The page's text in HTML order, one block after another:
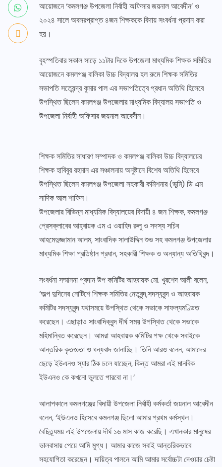
আয়োজনে ‌‘কমলগঞ্জ উপজেলা নির্বাহী অফিসার জয়নাল আবেদীন’ ও
২০২৪ সালে অবসরপ্রাপ্ত ৪জন শিক্ষককে বিদায় সংবর্ধনা প্রদান করা
হয়।
বৃহস্পতিবার সকাল সাড়ে ১১টার দিকে উপজেলা মাধ্যমিক শিক্ষক সমিতির
আয়োজনে কমলগঞ্জ বালিকা উচ্চ বিদ্যালয় হল রুমে শিক্ষক সমিতির
সভাপতি সত্যেন্দ্র কুমার পাল এর সভাপতিত্বে প্রধান অতিথি হিসেবে
উপস্থিত ছিলেন কমলগঞ্জ উপজেলার মাধ্যমিক বিদ্যালয় সভাপতি ও
উপজেলা নির্বাহী অফিসার জয়নাল আবেদীন।
শিক্ষক সমিতির সাধারণ সম্পাদক ও কমলগঞ্জ বালিকা উচ্চ বিদ্যালয়ের
শিক্ষক হাবিবুর রহমান এর সঞ্চালনায় অনুষ্টানে বিশেষ অতিথি হিসেবে
উপস্থিত ছিলেন কমলগঞ্জ উপজেলা সহকারী কমিশনার (ভূমি) ডি এম
সাদিক আল শাফিন।
উপজেলার বিভিন্ন মাধ্যমিক বিদ্যালয়ের বিদায়ী ৪ জন শিক্ষক, কমলগঞ্জ
প্রেসক্লাবের আহ্বায়ক এম এ ওয়াহিদ রুলু ও সদস্য সচিব
আহমেদুজ্জামান আলম, সাংবাদিক সালাউদ্দিন শুভ সহ কমলগঞ্জ উপজেলার
মাধ্যমিক শিক্ষা প্রতিষ্ঠান প্রধান, সহকারী শিক্ষক ও অন্যান্য অতিথিবৃন্দ।
সংবর্ধনা সম্মাননা প্রদান উপ কমিটির আহবায়ক মো. খুরশেদ আলী বলেন,
‘অল্প দুদিনের নোটিশে শিক্ষক সমিতির নেতৃবৃন্দ,সদস্যবৃন্দ ও আহবায়ক
কমিটির সদস্যবৃন্দ যথাসময়ে উপস্থিত থেকে সভাকে সাফল্যমণ্ডিত
করেছেন। এছাড়াও সাংবাদিকবৃন্দ দীর্ঘ সময় উপস্থিত থেকে সভাকে
মহিমান্বিত করেছেন। আমরা আহবায়ক কমিটির পক্ষ থেকে সবাইকে
আন্তরিক কৃতজ্ঞতা ও ধন্যবাদ জানাচ্ছি। তিনি আরও বলেন, আমাদের
ছেড়ে ইউএনও স্যার ঠিক চলে যাচ্ছেন, কিন্ত আমরা এই মানবিক
ইউএনও কে কখনো ভুলতে পারবো না।’
আলাপকালে কমলগঞ্জের বিদায়ী উপজেলা নির্বাহী কর্মকর্তা জয়নাল আবেদীন
বলেন, ‘ইউএনও হিসেবে কমলগঞ্জ ছিলো আমার প্রথম কর্মস্থল।
বৈচিত্র্যময় এই উপজেলায় দীর্ঘ ১৬ মাস কাজ করেছি। এখানকার মানুষের
ভালবাসায় পেয়ে আমি মুগ্ধ। আমার কাজে সবাই আন্তরিকভাবে
সহযোগিতা করেছেন। দায়িত্ব পালনে আমি আমার সর্বোচ্চটা দেওয়ার চেষ্টা